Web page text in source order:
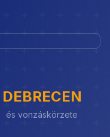
DEBRECEN
és vonzáskörzete